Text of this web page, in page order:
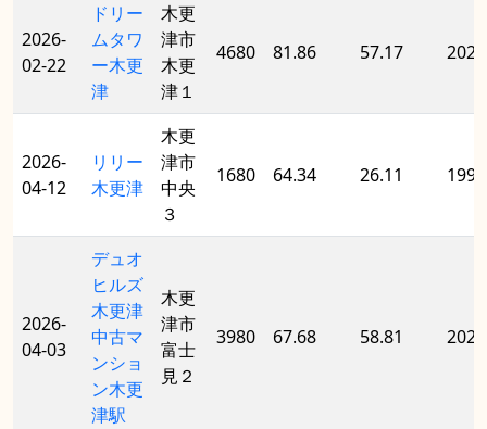
2026-
02-22
ドリー
ムタワ
ー木更
津
木更
津市
木更
津１
4680 81.86 57.17 2020
2026-
04-12
リリー
木更津
木更
津市
中央
３
1680 64.34 26.11 1998
2026-
04-03
デュオ
ヒルズ
木更津
中古マ
ンショ
ン木更
津駅
木更
津市
富士
見２
3980 67.68 58.81 2020